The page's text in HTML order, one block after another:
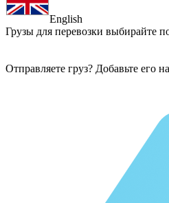
English
Грузы для перевозки выбирайте
Отправляете груз? Добавьте его